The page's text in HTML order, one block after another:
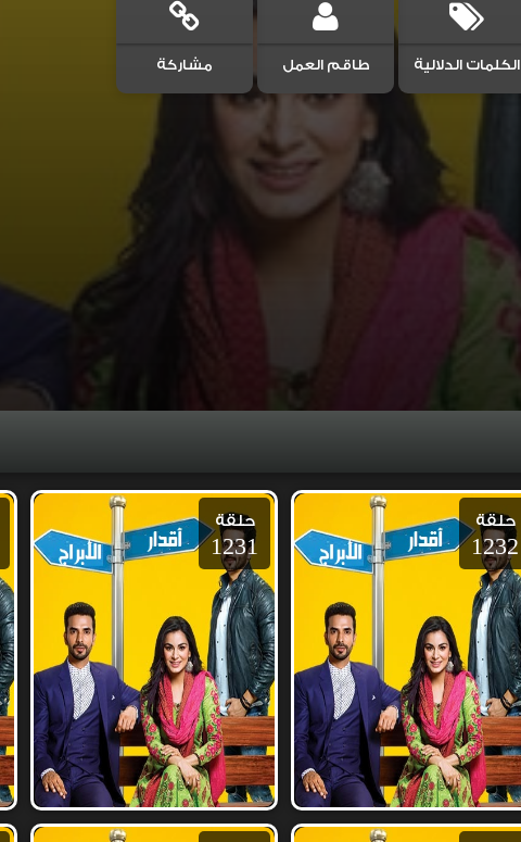
الكلمات الدلالية طاقم العمل مشاركة
حلقة
1232
حلقة
1231